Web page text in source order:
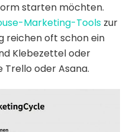
starten möchten.
Marketing-Tools zur
reichen oft schon ein
Klebezettel oder
Trello oder Asana.